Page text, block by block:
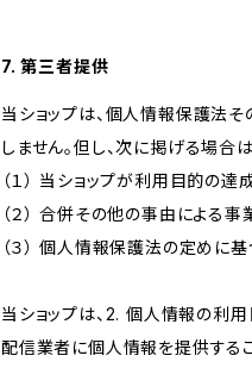
7. 第三者提供
当ショップは、個人情報保護法
しません。但し、次に掲げる場
（１） 当ショップが利用目的の
（２） 合併その他の事由による
（３） 個人情報保護法の定めに
当ショップは、2. 個人情報の利
配信業者に個人情報を提供するこ